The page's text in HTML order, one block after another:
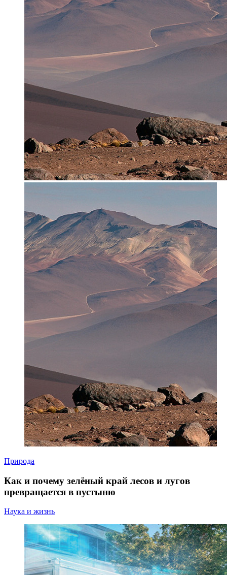
Природа
Как и почему зелёный край лесов и лугов
превращается в пустыню
Наука и жизнь